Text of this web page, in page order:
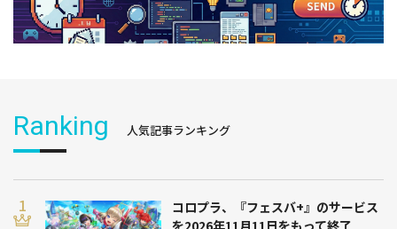
Ranking 人気記事ランキング
コロプラ、『フェスバ+』のサービス
を2026年11月11日をもって終了